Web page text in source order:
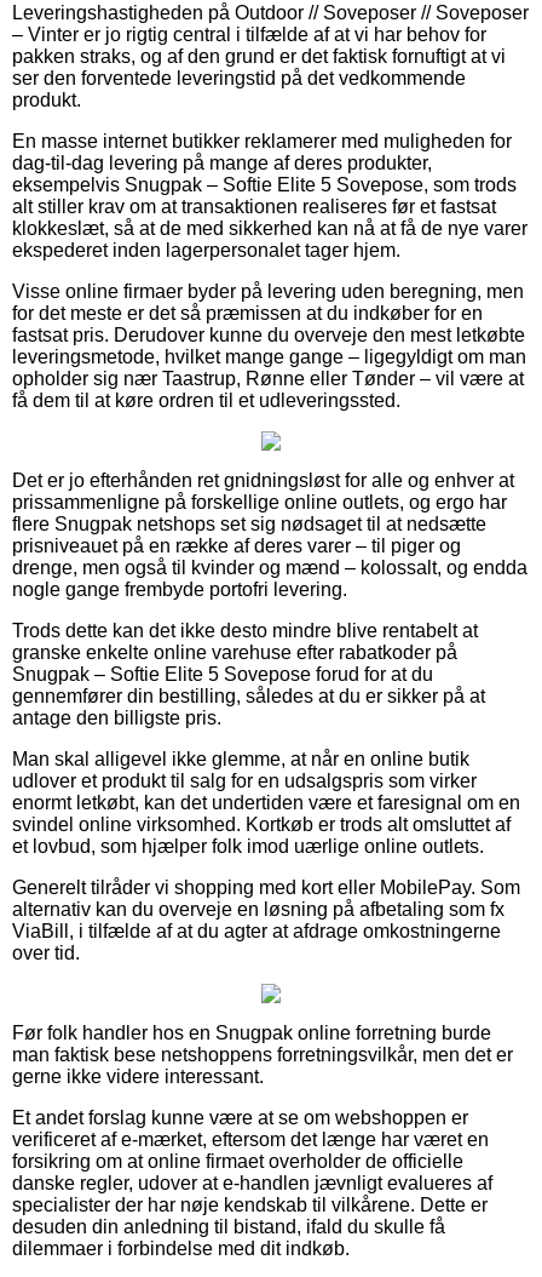
Leveringshastigheden på Outdoor // Soveposer // Soveposer
– Vinter er jo rigtig central i tilfælde af at vi har behov for
pakken straks, og af den grund er det faktisk fornuftigt at vi
ser den forventede leveringstid på det vedkommende
produkt.
En masse internet butikker reklamerer med muligheden for
dag-til-dag levering på mange af deres produkter,
eksempelvis Snugpak – Softie Elite 5 Sovepose, som trods
alt stiller krav om at transaktionen realiseres før et fastsat
klokkeslæt, så at de med sikkerhed kan nå at få de nye varer
ekspederet inden lagerpersonalet tager hjem.
Visse online firmaer byder på levering uden beregning, men
for det meste er det så præmissen at du indkøber for en
fastsat pris. Derudover kunne du overveje den mest letkøbte
leveringsmetode, hvilket mange gange – ligegyldigt om man
opholder sig nær Taastrup, Rønne eller Tønder – vil være at
få dem til at køre ordren til et udleveringssted.
Det er jo efterhånden ret gnidningsløst for alle og enhver at
prissammenligne på forskellige online outlets, og ergo har
flere Snugpak netshops set sig nødsaget til at nedsætte
prisniveauet på en række af deres varer – til piger og
drenge, men også til kvinder og mænd – kolossalt, og endda
nogle gange frembyde portofri levering.
Trods dette kan det ikke desto mindre blive rentabelt at
granske enkelte online varehuse efter rabatkoder på
Snugpak – Softie Elite 5 Sovepose forud for at du
gennemfører din bestilling, således at du er sikker på at
antage den billigste pris.
Man skal alligevel ikke glemme, at når en online butik
udlover et produkt til salg for en udsalgspris som virker
enormt letkøbt, kan det undertiden være et faresignal om en
svindel online virksomhed. Kortkøb er trods alt omsluttet af
et lovbud, som hjælper folk imod uærlige online outlets.
Generelt tilråder vi shopping med kort eller MobilePay. Som
alternativ kan du overveje en løsning på afbetaling som fx
ViaBill, i tilfælde af at du agter at afdrage omkostningerne
over tid.
Før folk handler hos en Snugpak online forretning burde
man faktisk bese netshoppens forretningsvilkår, men det er
gerne ikke videre interessant.
Et andet forslag kunne være at se om webshoppen er
verificeret af e-mærket, eftersom det længe har været en
forsikring om at online firmaet overholder de officielle
danske regler, udover at e-handlen jævnligt evalueres af
specialister der har nøje kendskab til vilkårene. Dette er
desuden din anledning til bistand, ifald du skulle få
dilemmaer i forbindelse med dit indkøb.